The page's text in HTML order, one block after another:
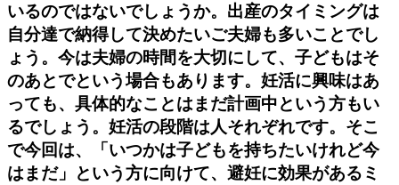
いるのではないでしょうか。出産のタイミングは
自分達で納得して決めたいご夫婦も多いことでし
ょう。今は夫婦の時間を大切にして、子どもはそ
のあとでという場合もあります。妊活に興味はあ
っても、具体的なことはまだ計画中という方もい
るでしょう。妊活の段階は人それぞれです。そこ
で今回は、「いつかは子どもを持ちたいけれど今
はまだ」という方に向けて、避妊に効果があるミ